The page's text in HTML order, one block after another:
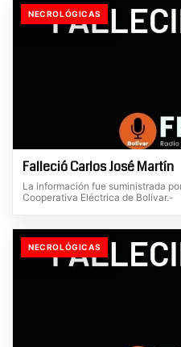
NECROLÓGICAS
Falleció Carlos José Martín
La información fue suministrada
Cooperativa Eléctrica de Bolívar.-
NECROLÓGICAS